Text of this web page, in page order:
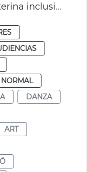
Subvención Amics de Caterina inclusión
NORMAL
DANZA
ART